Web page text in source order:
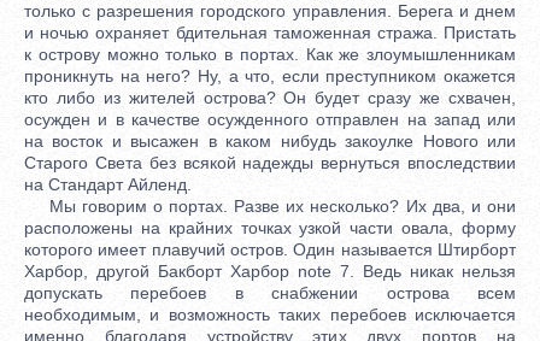
только с разрешения городского управления. Берега и днем
и ночью охраняет бдительная таможенная стража. Пристать
к острову можно только в портах. Как же злоумышленникам
проникнуть на него? Ну, а что, если преступником окажется
кто либо из жителей острова? Он будет сразу же схвачен,
осужден и в качестве осужденного отправлен на запад или
на восток и высажен в каком нибудь закоулке Нового или
Старого Света без всякой надежды вернуться впоследствии
на Стандарт Айленд.
Мы говорим о портах. Разве их несколько? Их два, и они
расположены на крайних точках узкой части овала, форму
которого имеет плавучий остров. Один называется Штирборт
Харбор, другой Бакборт Харбор note 7. Ведь никак нельзя
допускать перебоев в снабжении острова всем
необходимым, и возможность таких перебоев исключается
именно благодаря устройству этих двух портов на